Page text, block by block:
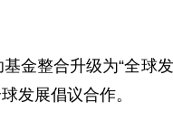
整合升级为“全球
发展倡议合作。